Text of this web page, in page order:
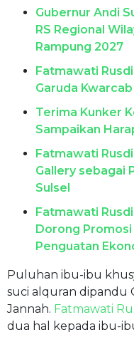
Gubernur Andi
RS Regional
Rampung 2027
Fatmawati
Garuda
Terima Kunker
Sampaikan
Fatmawati
Gallery sebagai
Sulsel
Fatmawati
Dorong
Penguatan
Puluhan ibu-ibu
suci alquran dipandu
Jannah. Fatmawati
dua hal kepada ibu-